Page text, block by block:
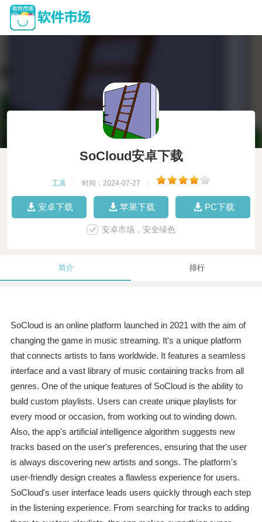
SoCloud安卓下载
工具 时间：2024-07-27
安卓下载 苹果下载 PC下载
安卓市场，安全绿色
简介 排行
SoCloud is an online platform launched in 2021 with the aim of
changing the game in music streaming. It's a unique platform
that connects artists to fans worldwide. It features a seamless
interface and a vast library of music containing tracks from all
genres. One of the unique features of SoCloud is the ability to
build custom playlists. Users can create unique playlists for
every mood or occasion, from working out to winding down.
Also, the app's artificial intelligence algorithm suggests new
tracks based on the user's preferences, ensuring that the user
is always discovering new artists and songs. The platform's
user-friendly design creates a flawless experience for users.
SoCloud's user interface leads users quickly through each step
in the listening experience. From searching for tracks to adding